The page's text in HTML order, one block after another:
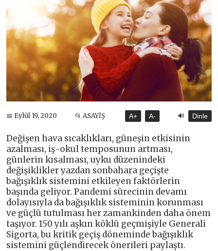
📅 Eylül 19, 2020 📂 ASAYİŞ A+ A- 🔊 Dinle
Değişen hava sıcaklıkları, güneşin etkisinin
azalması, iş-okul temposunun artması,
günlerin kısalması, uyku düzenindeki
değişiklikler yazdan sonbahara geçişte
bağışıklık sistemini etkileyen faktörlerin
başında geliyor. Pandemi sürecinin devamı
dolayısıyla da bağışıklık sisteminin korunması
ve güçlü tutulması her zamankinden daha önem
taşıyor. 150 yılı aşkın köklü geçmişiyle Generali
Sigorta, bu kritik geçiş döneminde bağışıklık
sistemini güçlendirecek önerileri paylaştı.